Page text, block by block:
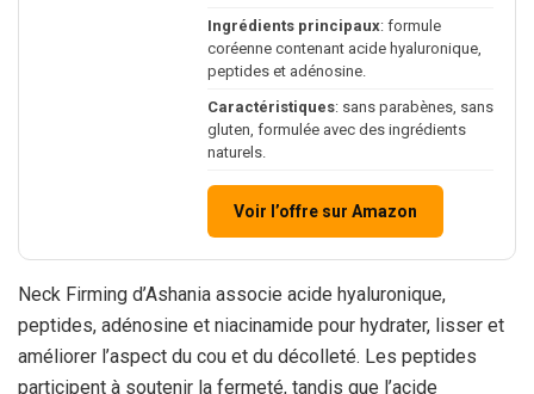
Ingrédients principaux: formule
coréenne contenant acide hyaluronique,
peptides et adénosine.
Caractéristiques: sans parabènes, sans
gluten, formulée avec des ingrédients
naturels.
Voir l’offre sur Amazon
Neck Firming d’Ashania associe acide hyaluronique,
peptides, adénosine et niacinamide pour hydrater, lisser et
améliorer l’aspect du cou et du décolleté. Les peptides
participent à soutenir la fermeté, tandis que l’acide